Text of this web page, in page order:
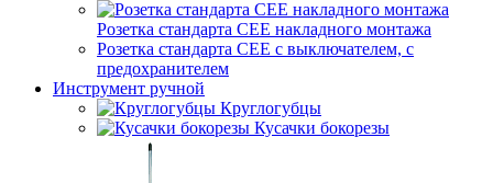
Розетка стандарта СЕЕ накладного монтажа
Розетка стандарта СЕЕ с выключателем, с
предохранителем
Инструмент ручной
Круглогубцы
Кусачки бокорезы